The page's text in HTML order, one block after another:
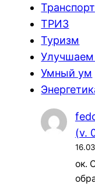
Транспорт
ТРИЗ
Туризм
Улучшаем
Умный ум
(v.
ок.